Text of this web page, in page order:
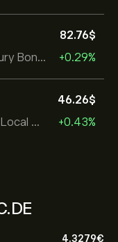
iShares 20+ Year Treasury Bond ETF
82.76‎$‎
+0.29%
iShares J.P. Morgan EM Local Govt Bond UCITS ETF
46.26‎$‎
+0.43%
4.3279‎€‎